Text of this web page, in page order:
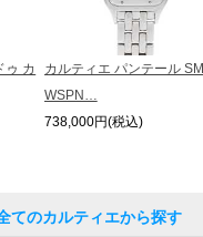
ゥ カ
カルティエ パンテール SM
WSPN…
738,000円(税込)
てのカルティエから探す